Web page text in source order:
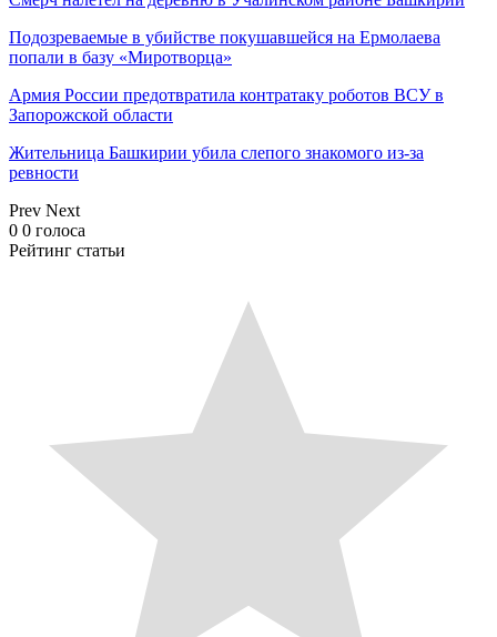
Подозреваемые в убийстве покушавшейся на Ермолаева
попали в базу «Миротворца»
Армия России предотвратила контратаку роботов ВСУ в
Запорожской области
Жительница Башкирии убила слепого знакомого из-за
ревности
Prev Next
0 0 голоса
Рейтинг статьи